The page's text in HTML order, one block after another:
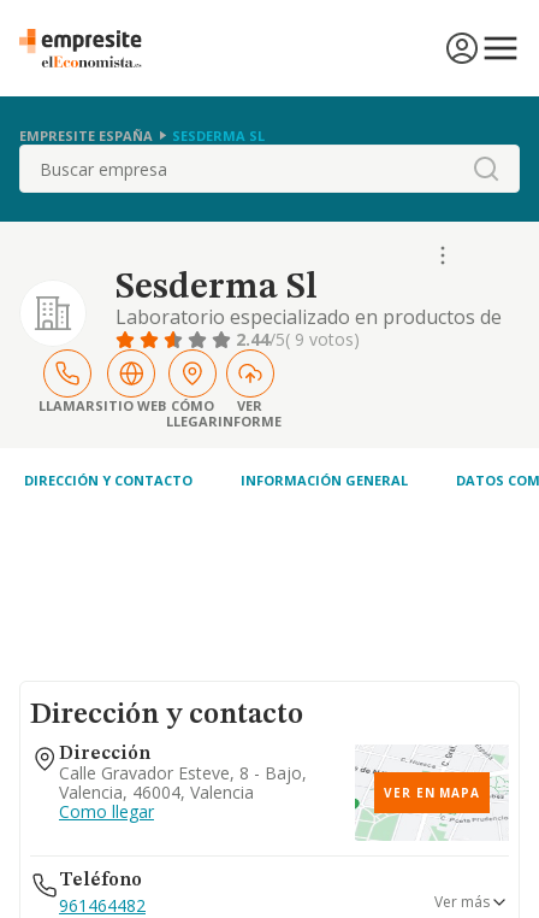
EMPRESITE ESPAÑA SESDERMA SL
Buscar
Sesderma Sl
Laboratorio especializado en productos de
dermocosmética.
2.44/5( 9 votos)
LLAMARSITIO WEB CÓMO
LLEGAR
VER
INFORME
DIRECCIÓN Y CONTACTO INFORMACIÓN GENERAL DATOS
Dirección y contacto
Dirección
Calle Gravador Esteve, 8 - Bajo,
Valencia, 46004, Valencia
Como llegar
VER EN MAPA
Teléfono
961464482 Ver más